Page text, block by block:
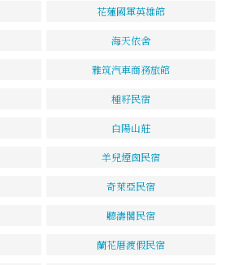
花蓮國軍英雄館
海天依舍
雅筑汽車商務旅館
種籽民宿
白陽山莊
羊兒煙囪民宿
奇萊亞民宿
聽濤閣民宿
蘭花厝渡假民宿